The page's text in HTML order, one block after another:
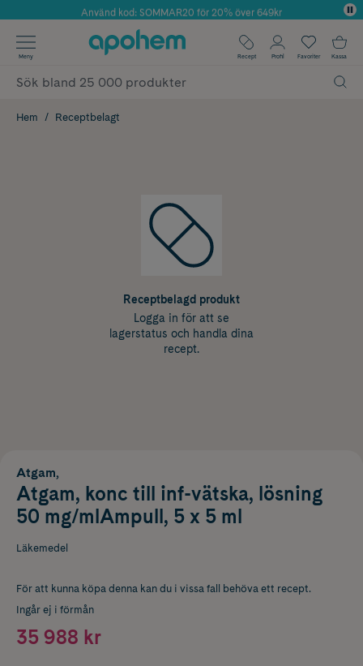
Årets Butik 2025 inom Skönhet
Använd kod: SOMMAR20 för 20% över 649kr
✓ Fri frakt
✓ Poäng på alla köp*
Meny Recept Profil Favoriter Kassa
Hem Receptbelagt
Receptbelagd produkt
Logga in för att se
lagerstatus och handla dina
recept.
Atgam,
Atgam, konc till inf-vätska, lösning
50 mg/mlAmpull, 5 x 5 ml
Läkemedel
För att kunna köpa denna kan du i vissa fall behöva ett recept.
Ingår ej i förmån
35 988 kr